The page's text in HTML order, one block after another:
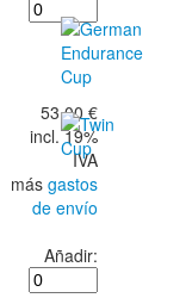
53.00 €
incl. 19%
IVA
más gastos
de envío
Añadir: